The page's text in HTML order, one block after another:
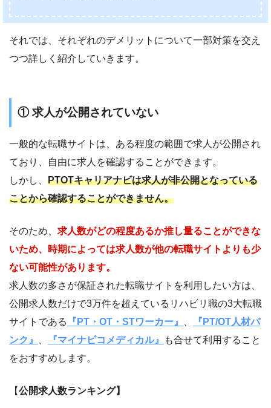
それでは、それぞれのデメリットについて一部対策を交え
つつ詳しく紹介していきます。
① 求人が公開されていない
一般的な転職サイトは、ある程度の範囲で求人が公開され
ており、自由に求人を確認することができます。
しかし、 PTOTキャリアナビは求人が非公開となっている
ことから確認することができません。
そのため、 求人数がどの程度あるか推し量ることができな
いため、時期によっては求人数が他の転職サイトよりも少
ない可能性があります。
求人数の多さが保証された転職サイトを利用したい方は、
公開求人数だけで3万件を超えているリハビリ職の3大転職
サイトである
『PT・OT・STワーカー』
『PT/OT人材バ
ンク』
『マイナビコメディカル』
も合せて利用すること
をおすすめします。
【公開求人数ランキング】